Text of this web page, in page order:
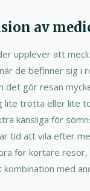
av
upplever att
de befinner sig i
det gör resan
lite trötta eller lite
känsliga för
tid att vila efter
för kortare resor,
med